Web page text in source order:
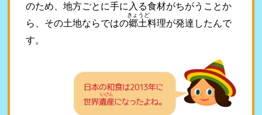
のため、地方ごとに手に入る食材がちがうことか
ら、その土地ならではの郷土
きょうど
料理が発達したんで
す。